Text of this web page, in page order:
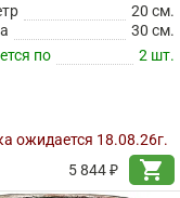
20 см.
30 см.
по
2 шт.
ожидается 18.08.26г.
5 844 ₽
shopping_cart